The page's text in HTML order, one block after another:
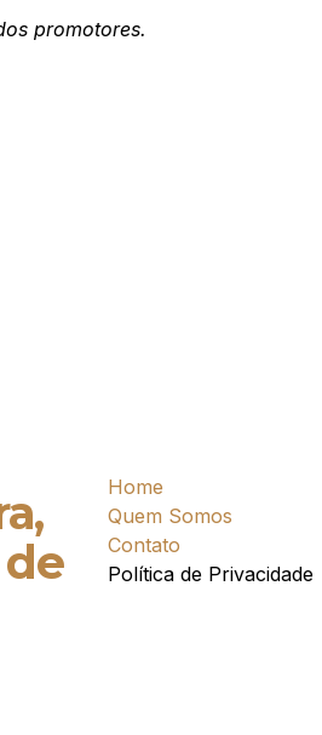
promotores.
Home
Quem Somos
Contato
Política de Privacidade